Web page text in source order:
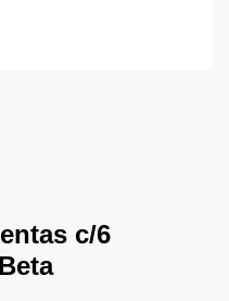
c/6